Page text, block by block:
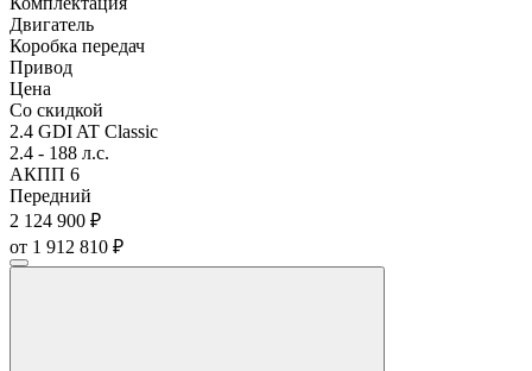
Двигатель
Коробка передач
Привод
Цена
Со скидкой
2.4 GDI AT Classic
2.4 - 188 л.с.
АКПП 6
Передний
2 124 900 ₽
от 1 912 810 ₽